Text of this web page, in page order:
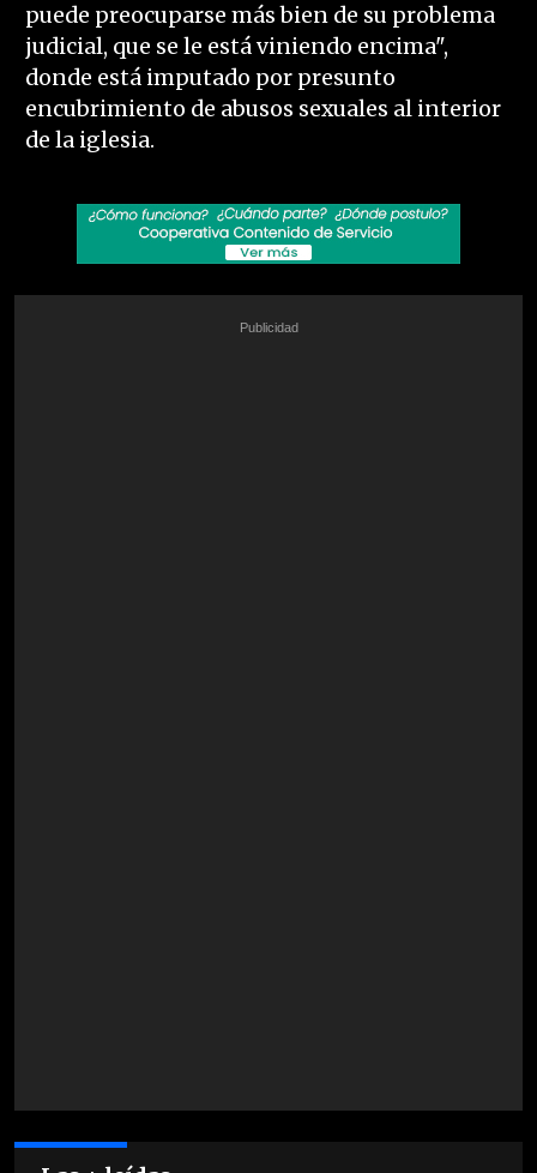
puede preocuparse más bien de su problema
judicial, que se le está viniendo encima",
donde está imputado por presunto
encubrimiento de abusos sexuales al interior
de la iglesia.